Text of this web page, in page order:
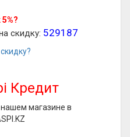
скидку: 529187
Кредит
магазине в